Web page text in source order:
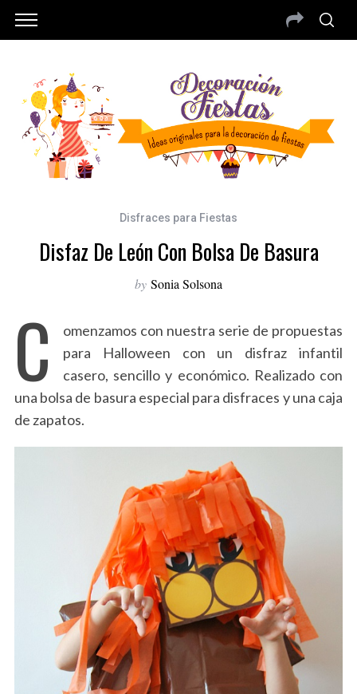
Disfraces para Fiestas
Disfaz De León Con Bolsa De Basura
by Sonia Solsona
C
omenzamos con nuestra serie de propuestas
para Halloween con un disfraz infantil
casero, sencillo y económico. Realizado con
una bolsa de basura especial para disfraces y una caja
de zapatos.